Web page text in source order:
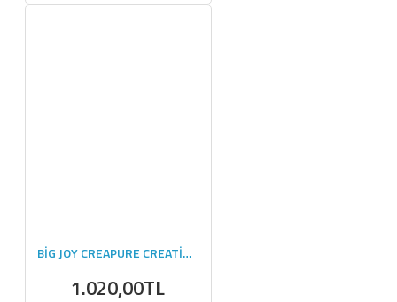
BİG JOY CREAPURE CREATİNE 253 GR
1.020,00TL